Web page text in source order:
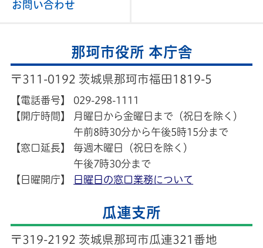
お問い合わせ
那珂市役所 本庁舎
〒311-0192 茨城県那珂市福田1819-5
【電話番号】
029-298-1111
【開庁時間】
月曜日から金曜日まで（祝日を除く）
午前8時30分から午後5時15分まで
【窓口延長】
毎週木曜日（祝日を除く）
午後7時30分まで
【日曜開庁】
日曜日の窓口業務について
瓜連支所
〒319-2192 茨城県那珂市瓜連321番地